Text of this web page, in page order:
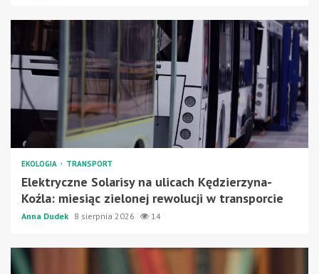
EKOLOGIA TRANSPORT
Elektryczne Solarisy na ulicach Kędzierzyna-
Koźla: miesiąc zielonej rewolucji w transporcie
Anna Dudek 8 sierpnia 2026 14